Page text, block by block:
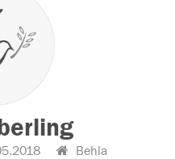
Behla